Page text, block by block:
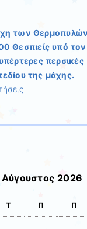
των
Θεσπιείς υπό
περσικές
της μάχης.
Αύγουστος 2026
Τ Π Π